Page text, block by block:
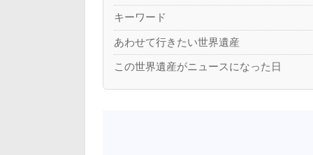
キーワード
あわせて行きたい世界遺産
この世界遺産がニュースになった日